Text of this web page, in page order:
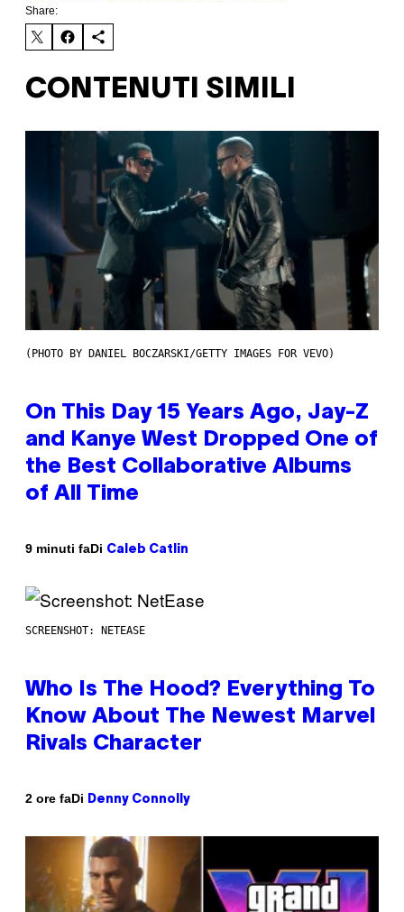
Share:
CONTENUTI SIMILI
(PHOTO BY DANIEL BOCZARSKI/GETTY IMAGES FOR VEVO)
On This Day 15 Years Ago, Jay-Z
and Kanye West Dropped One of
the Best Collaborative Albums
of All Time
9 minuti faDi Caleb Catlin
SCREENSHOT: NETEASE
Who Is The Hood? Everything To
Know About The Newest Marvel
Rivals Character
2 ore faDi Denny Connolly